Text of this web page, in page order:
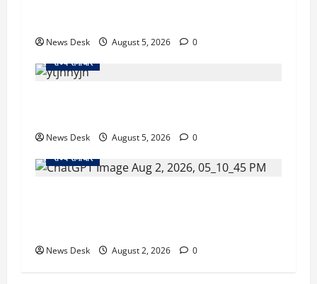
News Desk August 5, 2026
0
राज्य समाचार
News Desk August 5, 2026
0
राज्य समाचार
News Desk August 2, 2026 0